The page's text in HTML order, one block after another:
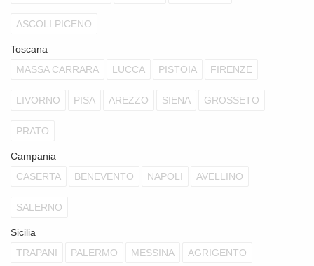
ASCOLI PICENO
Toscana
MASSA CARRARA
LUCCA PISTOIA FIRENZE
LIVORNO PISA AREZZO SIENA GROSSETO
PRATO
Campania
CASERTA
BENEVENTO NAPOLI AVELLINO
SALERNO
Sicilia
TRAPANI
PALERMO MESSINA AGRIGENTO